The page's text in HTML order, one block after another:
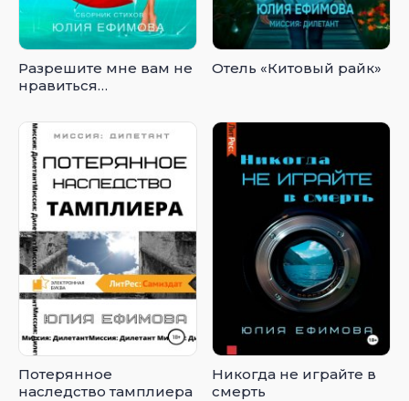
Разрешите мне вам не
нравиться…
Отель «Китовый райк»
Потерянное
наследство тамплиера
Никогда не играйте в
смерть